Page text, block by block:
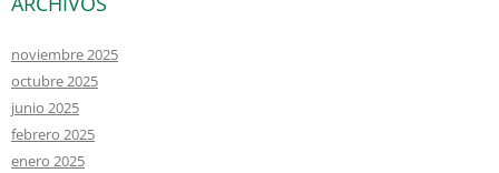
noviembre 2025
octubre 2025
junio 2025
febrero 2025
enero 2025